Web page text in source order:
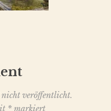
veröffentlicht.
*markiert